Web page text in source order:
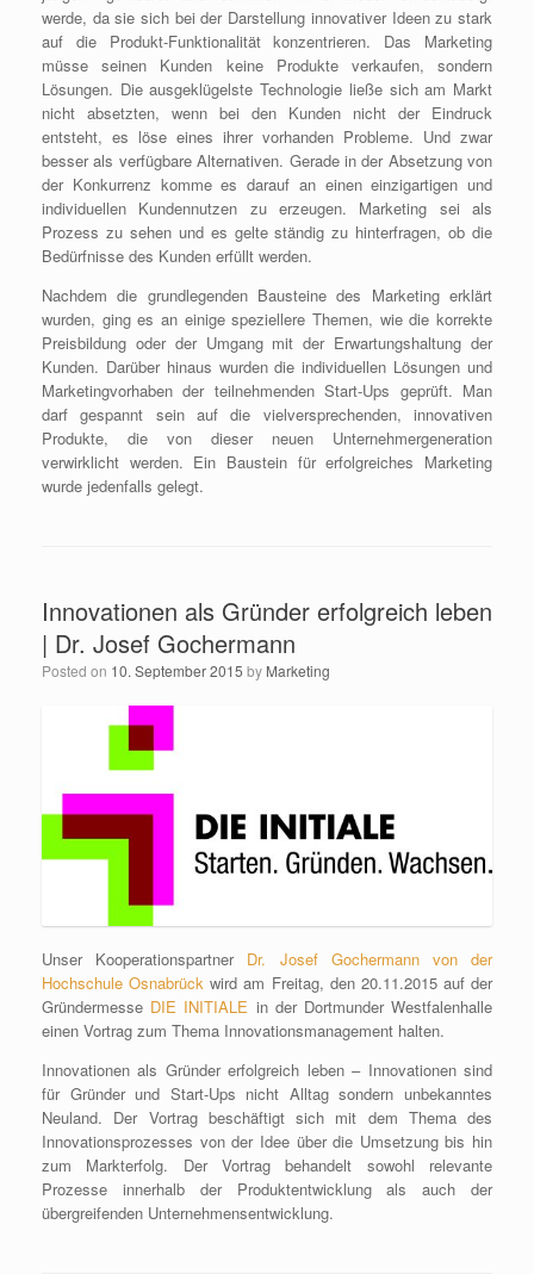
werde, da sie sich bei der Darstellung innovativer Ideen zu stark
auf die Produkt-Funktionalität konzentrieren. Das Marketing
müsse seinen Kunden keine Produkte verkaufen, sondern
Lösungen. Die ausgeklügelste Technologie ließe sich am Markt
nicht absetzten, wenn bei den Kunden nicht der Eindruck
entsteht, es löse eines ihrer vorhanden Probleme. Und zwar
besser als verfügbare Alternativen. Gerade in der Absetzung von
der Konkurrenz komme es darauf an einen einzigartigen und
individuellen Kundennutzen zu erzeugen. Marketing sei als
Prozess zu sehen und es gelte ständig zu hinterfragen, ob die
Bedürfnisse des Kunden erfüllt werden.
Nachdem die grundlegenden Bausteine des Marketing erklärt
wurden, ging es an einige speziellere Themen, wie die korrekte
Preisbildung oder der Umgang mit der Erwartungshaltung der
Kunden. Darüber hinaus wurden die individuellen Lösungen und
Marketingvorhaben der teilnehmenden Start-Ups geprüft. Man
darf gespannt sein auf die vielversprechenden, innovativen
Produkte, die von dieser neuen Unternehmergeneration
verwirklicht werden. Ein Baustein für erfolgreiches Marketing
wurde jedenfalls gelegt.
Innovationen als Gründer erfolgreich leben
| Dr. Josef Gochermann
Posted on 10. September 2015 by Marketing
Unser Kooperationspartner Dr. Josef Gochermann von der
Hochschule Osnabrück wird am Freitag, den 20.11.2015 auf der
Gründermesse DIE INITIALE in der Dortmunder Westfalenhalle
einen Vortrag zum Thema Innovationsmanagement halten.
Innovationen als Gründer erfolgreich leben – Innovationen sind
für Gründer und Start-Ups nicht Alltag sondern unbekanntes
Neuland. Der Vortrag beschäftigt sich mit dem Thema des
Innovationsprozesses von der Idee über die Umsetzung bis hin
zum Markterfolg. Der Vortrag behandelt sowohl relevante
Prozesse innerhalb der Produktentwicklung als auch der
übergreifenden Unternehmensentwicklung.